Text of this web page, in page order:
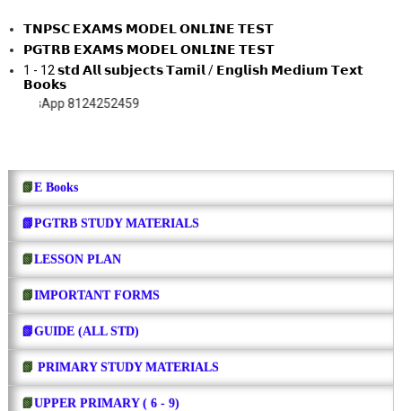
𝗧𝗡𝗣𝗦𝗖 𝗘𝗫𝗔𝗠𝗦 𝗠𝗢𝗗𝗘𝗟 𝗢𝗡𝗟𝗜𝗡𝗘 𝗧𝗘𝗦𝗧
𝗣𝗚𝗧𝗥𝗕 𝗘𝗫𝗔𝗠𝗦 𝗠𝗢𝗗𝗘𝗟 𝗢𝗡𝗟𝗜𝗡𝗘 𝗧𝗘𝗦𝗧
1 - 12 𝘀𝘁𝗱 𝗔𝗹𝗹 𝘀𝘂𝗯𝗷𝗲𝗰𝘁𝘀 𝗧𝗮𝗺𝗶𝗹 / 𝗘𝗻𝗴𝗹𝗶𝘀𝗵 𝗠𝗲𝗱𝗶𝘂𝗺 𝗧𝗲𝘅𝘁
𝗕𝗼𝗼𝗸𝘀
📗E Books
📗PGTRB STUDY MATERIALS
📗LESSON PLAN
📗IMPORTANT FORMS
📗GUIDE (ALL STD)
📗 PRIMARY STUDY MATERIALS
📗UPPER PRIMARY ( 6 - 9)